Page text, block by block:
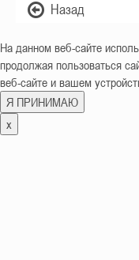
Назад
На данном веб-сайте
продолжая пользоваться
веб-сайте и вашем
Я ПРИНИМАЮ
x